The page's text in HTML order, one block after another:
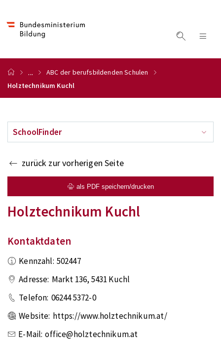
...
ABC der berufsbildenden Schulen
Holztechnikum Kuchl
SchoolFinder
zurück zur vorherigen Seite
als PDF speichern/drucken
Holztechnikum Kuchl
Kontaktdaten
Kennzahl: 502447
Adresse: Markt 136, 5431 Kuchl
Telefon: 06244 5372-0
Website: https://www.holztechnikum.at/
E-Mail: office@holztechnikum.at